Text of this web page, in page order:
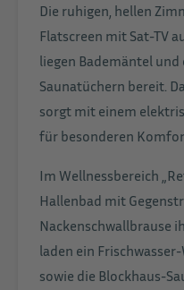
Die ruhigen, hellen
Flatscreen mit Sat-TV
liegen Bademäntel
Saunatüchern bereit.
sorgt mit einem
für besonderen
Im Wellnessbereich
Hallenbad mit
Nackenschwallbrause
laden ein
sowie die Blockhaus-